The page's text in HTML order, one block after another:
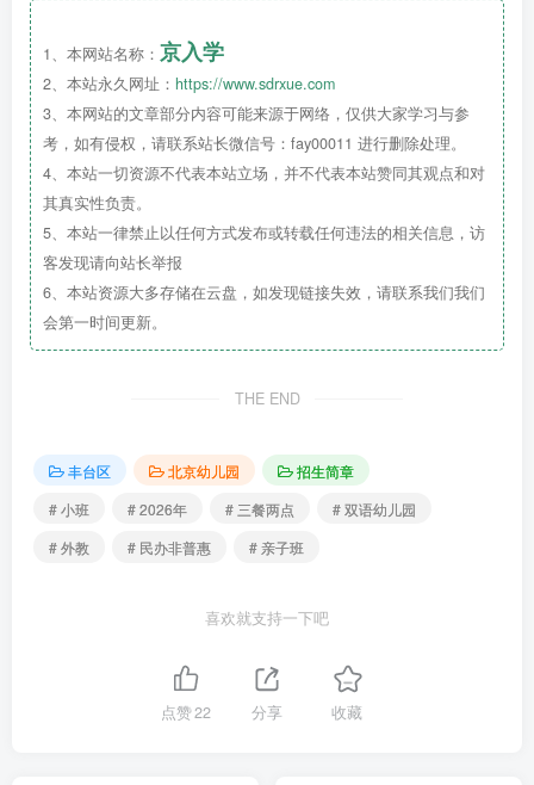
1、招生对象
招收1-6周岁中外籍学前儿童
名额有限，先到先得
2、开设班型
国际班、双语班、半日班、平日亲子早教班
报名方式
请您带着宝贝走进朵布幼儿园，参加我们的亲子
咨询热线
1、本网站名称： 京入学
2、本站永久网址： https://www.sdrxue.com
3、本网站的文章部分内容可能来源于网络，仅供大家学习与参
考，如有侵权，请联系站长微信号：fay00011 进行删除处理。
4、本站一切资源不代表本站立场，并不代表本站赞同其观点和对
其真实性负责。
5、本站一律禁止以任何方式发布或转载任何违法的相关信息，访
客发现请向站长举报
6、本站资源大多存储在云盘，如发现链接失效，请联系我们我们
会第一时间更新。
THE END
丰台区 北京幼儿园
招生简章
# 小班
# 2026年 # 三餐两点
# 双语幼儿园
# 外教
# 民办非普惠 # 亲子班
喜欢就支持一下吧
点赞22 分享 收藏